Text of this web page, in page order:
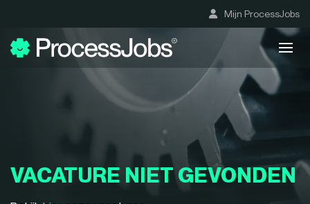
Mijn ProcessJobs
VACATURE NIET GEVONDEN